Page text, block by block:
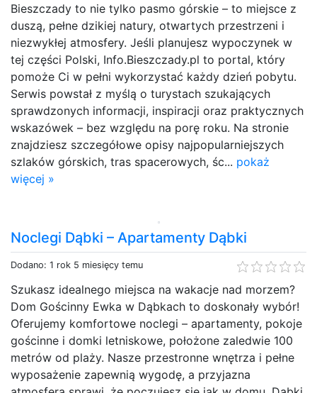
Bieszczady to nie tylko pasmo górskie – to miejsce z
duszą, pełne dzikiej natury, otwartych przestrzeni i
niezwykłej atmosfery. Jeśli planujesz wypoczynek w
tej części Polski, Info.Bieszczady.pl to portal, który
pomoże Ci w pełni wykorzystać każdy dzień pobytu.
Serwis powstał z myślą o turystach szukających
sprawdzonych informacji, inspiracji oraz praktycznych
wskazówek – bez względu na porę roku. Na stronie
znajdziesz szczegółowe opisy najpopularniejszych
szlaków górskich, tras spacerowych, śc... pokaż
więcej »
Noclegi Dąbki – Apartamenty Dąbki
Dodano: 1 rok 5 miesięcy temu
Szukasz idealnego miejsca na wakacje nad morzem?
Dom Gościnny Ewka w Dąbkach to doskonały wybór!
Oferujemy komfortowe noclegi – apartamenty, pokoje
gościnne i domki letniskowe, położone zaledwie 100
metrów od plaży. Nasze przestronne wnętrza i pełne
wyposażenie zapewnią wygodę, a przyjazna